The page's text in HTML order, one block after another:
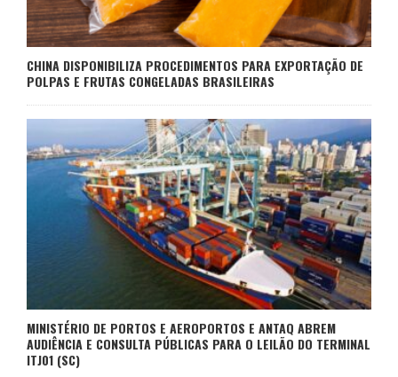
CHINA DISPONIBILIZA PROCEDIMENTOS PARA EXPORTAÇÃO DE
POLPAS E FRUTAS CONGELADAS BRASILEIRAS
MINISTÉRIO DE PORTOS E AEROPORTOS E ANTAQ ABREM
AUDIÊNCIA E CONSULTA PÚBLICAS PARA O LEILÃO DO TERMINAL
ITJ01 (SC)